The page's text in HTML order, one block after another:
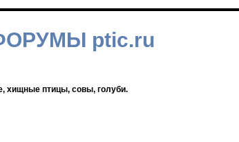
ptic.ru
хищные птицы, совы, голуби.